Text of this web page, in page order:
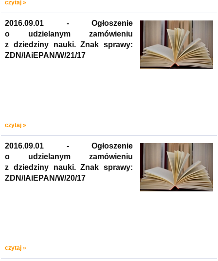
czytaj »
2016.09.01 - Ogłoszenie
o udzielanym zamówieniu
z dziedziny nauki. Znak sprawy:
ZDN/IAiEPAN/W/21/17
czytaj »
2016.09.01 - Ogłoszenie
o udzielanym zamówieniu
z dziedziny nauki. Znak sprawy:
ZDN/IAiEPAN/W/20/17
czytaj »